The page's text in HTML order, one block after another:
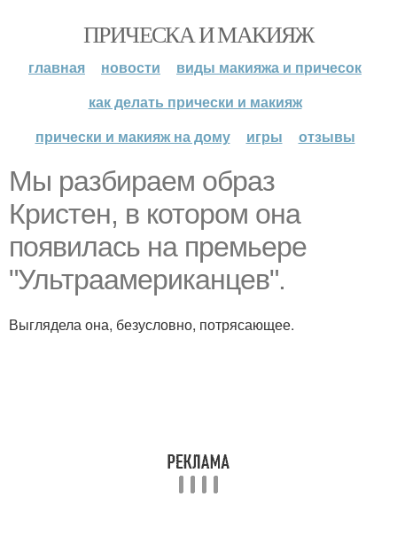
ПРИЧЕСКА И МАКИЯЖ
главная новости
виды макияжа и причесок
как делать прически и макияж
прически и макияж на дому
игры отзывы
Мы разбираем образ
Кристен, в котором она
появилась на премьере
"Ультраамериканцев".
Выглядела она, безусловно, потрясающее.